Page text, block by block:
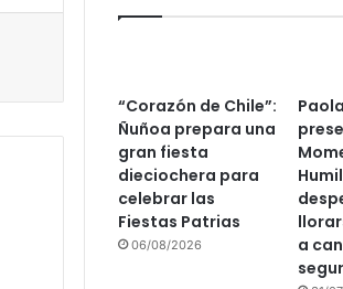
“Corazón de Chile”:
Ñuñoa prepara una
gran fiesta
dieciochera para
celebrar las
Fiestas Patrias
06/08/2026
a